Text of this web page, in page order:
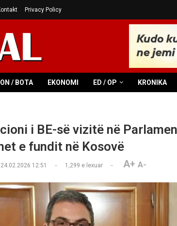
Privacy Policy
/ BOTA EKONOMI ED / OP KRONIKA
i BE-së vizitë në
e fundit në Kosovë
24.02.2026 12:51 1,299 e lexuar A+ A-